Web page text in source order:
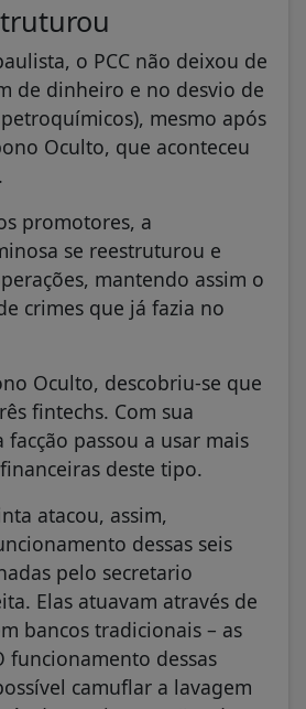
o PCC não deixou de
de dinheiro e no desvio de
mesmo após
Oculto, que aconteceu
promotores, a
se reestruturou e
mantendo assim o
crimes que já fazia no
Oculto, descobriu-se que
fintechs. Com sua
facção passou a usar mais
deste tipo.
atacou, assim,
dessas seis
pelo secretario
Elas atuavam através de
bancos tradicionais – as
funcionamento dessas
camuflar a lavagem